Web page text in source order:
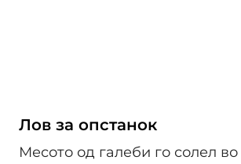
Лов за опстанок
Месото од галеби го солел